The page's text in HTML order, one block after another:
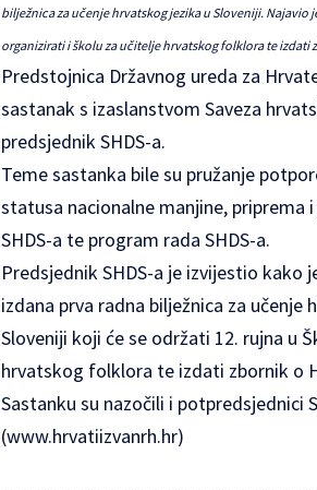
bilježnica za učenje hrvatskog jezika u Sloveniji. Najavio
organizirati i školu za učitelje hrvatskog folklora te izdati
Predstojnica Državnog ureda za
sastanak s izaslanstvom Saveza
predsjednik SHDS-a.
Teme sastanka bile su pružanje
statusa nacionalne manjine,
SHDS-a te program rada SHDS-a.
Predsjednik SHDS-a je izvijestio
izdana prva radna bilježnica za
Sloveniji koji će se održati 12. rujna u
hrvatskog folklora te izdati zbornik o
Sastanku su nazočili i potpredsjednici
(www.hrvatiizvanrh.hr)